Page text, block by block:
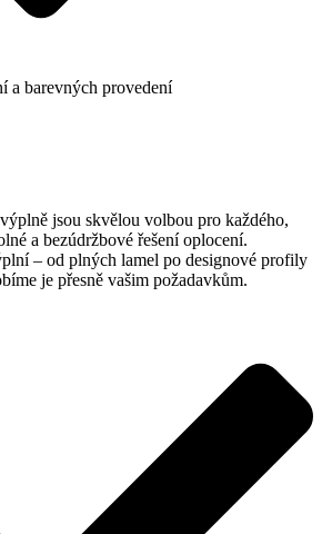
a barevných provedení
jsou skvělou volbou pro každého,
a bezúdržbové řešení oplocení.
– od plných lamel po designové profily
je přesně vašim požadavkům.